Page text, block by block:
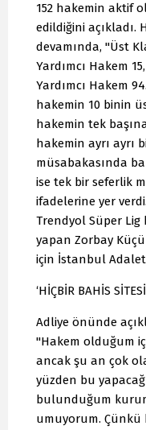
152 hakemin aktif
edildiğini açıkladı.
devamında, "Üst
Yardımcı Hakem
Yardımcı Hakem
hakemin 10 binin
hakemin tek
hakemin ayrı ayrı
müsabakasında
ise tek bir seferlik
ifadelerine yer
Trendyol Süper
yapan Zorbay
için İstanbul Adalet
‘HİÇBİR BAHİS
Adliye önünde
"Hakem olduğum
ancak şu an çok
yüzden bu
bulunduğum
umuyorum.